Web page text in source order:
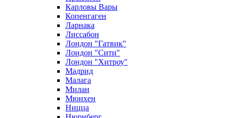
Карловы Вары
Копенгаген
Ларнака
Лиссабон
Лондон "Гатвик"
Лондон "Сити"
Лондон "Хитроу"
Мадрид
Малага
Милан
Мюнхен
Ницца